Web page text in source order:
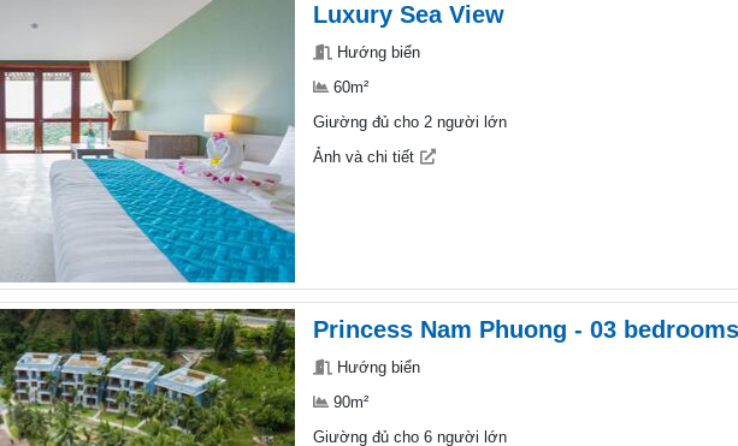
Luxury Sea View
Hướng biển
60m²
Giường đủ cho 2 người lớn
Ảnh và chi tiết
Princess Nam Phuong - 03
Hướng biển
90m²
Giường đủ cho 6 người lớn